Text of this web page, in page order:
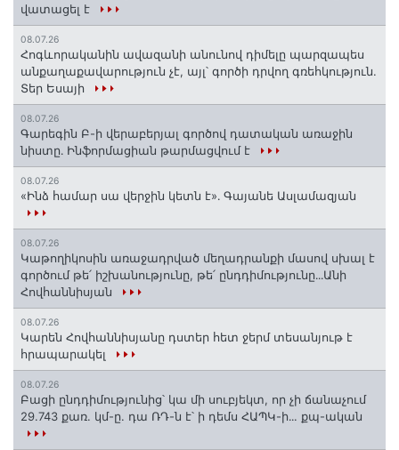
վատացել է
08.07.26
Հոգևորականին ավազանի անունով դիմելը պարզապես
անքաղաքավարություն չէ, այլ՝ գործի դրվող գռեհկություն.
Տեր Եսայի
08.07.26
Գարեգին Բ-ի վերաբերյալ գործով դատական առաջին
նիստը․ Ինֆորմացիան թարմացվում է
08.07.26
«Ինձ համար սա վերջին կետն է»․ Գայանե Ասլամազյան
08.07.26
Կաթողիկոսին առաջադրված մեղադրանքի մասով սխալ է
գործում թե՛ իշխանությունը, թե՛ ընդդիմությունը․․․Անի
Հովհաննիսյան
08.07.26
Կարեն Հովհաննիսյանը դստեր հետ ջերմ տեսանյութ է
հրապարակել
08.07.26
Բացի ընդդիմությունից՝ կա մի սուբյեկտ, որ չի ճանաչում
29.743 քառ. կմ-ը. դա ՌԴ-ն է՝ ի դեմս ՀԱՊԿ-ի․․. քպ-ական